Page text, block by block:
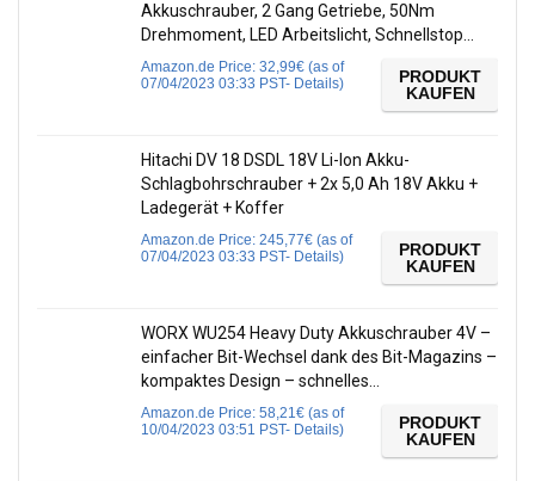
Akkuschrauber, 2 Gang Getriebe, 50Nm
Drehmoment, LED Arbeitslicht, Schnellstop…
Amazon.de Price: 32,99€ (as of
07/04/2023 03:33 PST- Details)
PRODUKT
KAUFEN
Hitachi DV 18 DSDL 18V Li-Ion Akku-
Schlagbohrschrauber + 2x 5,0 Ah 18V Akku +
Ladegerät + Koffer
Amazon.de Price: 245,77€ (as of
07/04/2023 03:33 PST- Details)
PRODUKT
KAUFEN
WORX WU254 Heavy Duty Akkuschrauber 4V –
einfacher Bit-Wechsel dank des Bit-Magazins –
kompaktes Design – schnelles…
Amazon.de Price: 58,21€ (as of
10/04/2023 03:51 PST- Details)
PRODUKT
KAUFEN